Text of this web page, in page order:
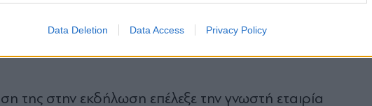
Data Deletion Data Access Privacy Policy
Κεφαλογιάννη, για την καθοριστική συμβολή της
της στην εκδήλωση επέλεξε την γνωστή εταιρία